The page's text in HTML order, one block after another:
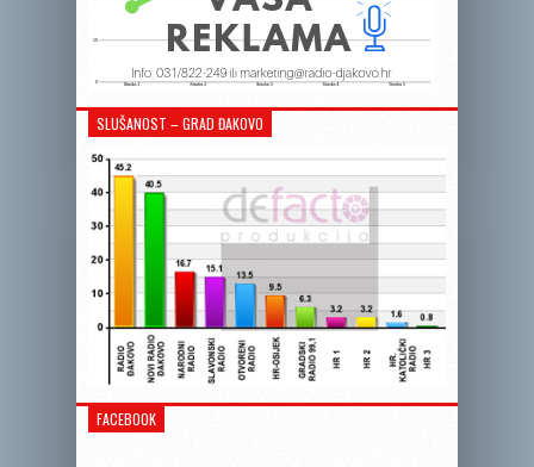
SLUŠANOST – GRAD ĐAKOVO
FACEBOOK